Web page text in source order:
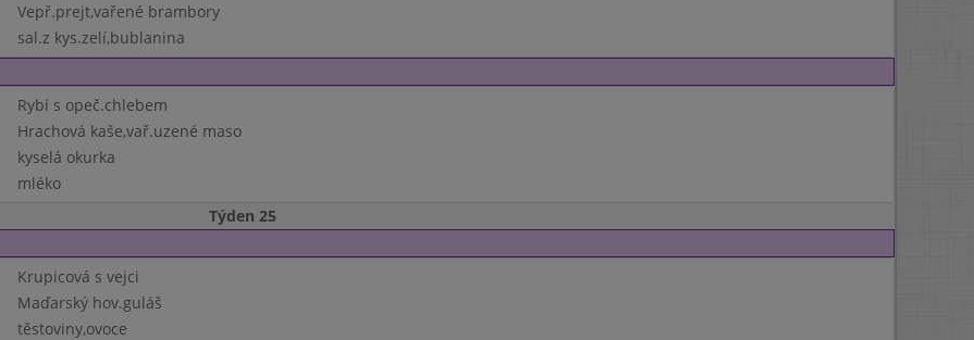
Vepř.prejt,vařené brambory
sal.z kys.zelí,bublanina
Rybí s opeč.chlebem
Hrachová kaše,vař.uzené maso
kyselá okurka
mléko
Týden 25
Krupicová s vejci
Maďarský hov.guláš
těstoviny,ovoce